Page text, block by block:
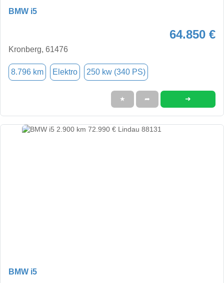
BMW i5
64.850 €
Kronberg, 61476
8.796 km Elektro 250 kw (340 PS)
★ ➦ ➜
BMW i5